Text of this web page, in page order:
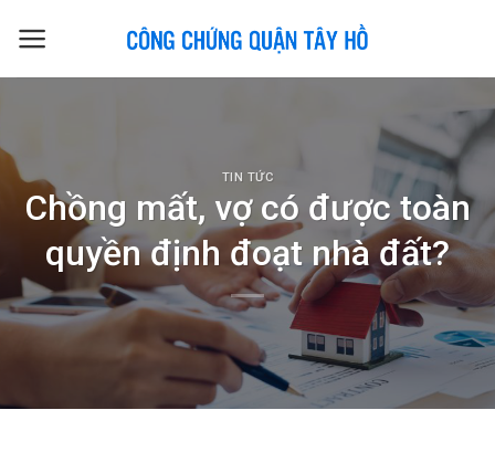
TIN TỨC
Chồng mất, vợ có được toàn
quyền định đoạt nhà đất?